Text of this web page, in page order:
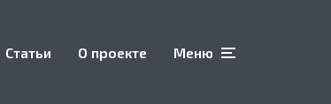
Статьи О проекте Меню